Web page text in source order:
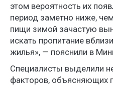
этом вероятность их
период заметно ниже,
пищи зимой зачастую
искать пропитание
жилья», — пояснили в
Специалисты выделили
факторов, объясняющих